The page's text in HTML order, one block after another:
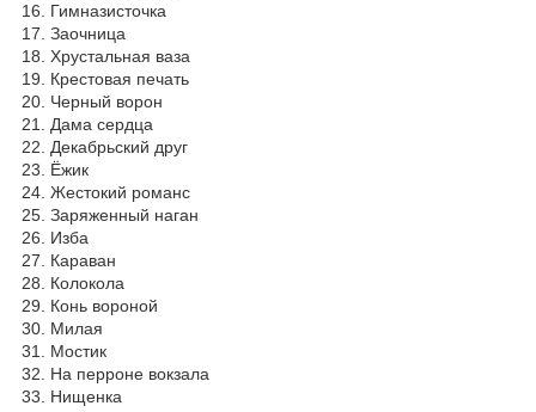
16. Гимназисточка
17. Заочница
18. Хрустальная ваза
19. Крестовая печать
20. Черный ворон
21. Дама сердца
22. Декабрьский друг
23. Ёжик
24. Жестокий романс
25. Заряженный наган
26. Изба
27. Караван
28. Колокола
29. Конь вороной
30. Милая
31. Мостик
32. На перроне вокзала
33. Нищенка